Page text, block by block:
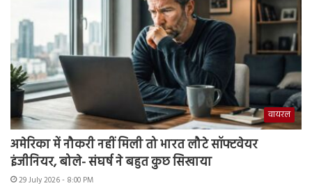
वायरल
अमेरिका में नौकरी नहीं मिली तो भारत लौटे सॉफ्टवेयर
इंजीनियर, बोले- संघर्ष ने बहुत कुछ सिखाया
29 July 2026 - 8:00 PM